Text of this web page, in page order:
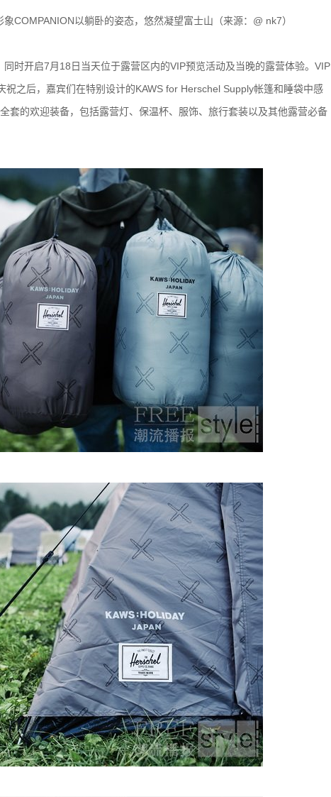
COMPANION以躺卧的姿态，悠然凝望富士山（来源：@ nk7）
时开启7月18日当天位于露营区内的VIP预览活动及当晚的露营体验。VIP
之后，嘉宾们在特别设计的KAWS for Herschel Supply帐篷和睡袋中感
套的欢迎装备，包括露营灯、保温杯、服饰、旅行套装以及其他露营必备